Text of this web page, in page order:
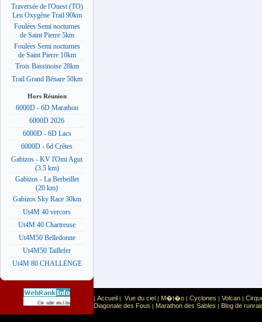
Traversée de l'Ouest (TO)
Leu Oxygène Trail 90km
Foulées Semi nocturnes
de Saint Pierre 5km
Foulées Semi nocturnes
de Saint Pierre 10km
Trois Bassinoise 28km
Trail Grand Bénare 50km
Hors Réunion
6000D - 6D Marathon
6000D 2026
6000D - 6D Lacs
6000D - 6d Crêtes
Gabizos - KV l'Omi Agut
(3.5 km)
Gabizos - La Berbeillet
(20 km)
Gabizos Sky Race 30km
Ut4M 40 vercors
Ut4M 40 Chartreuse
Ut4M50 Belledonne
Ut4M50 Taillefer
Ut4M 80 CHALLENGE
Ce site est list� dans la cat�gorie Sport: Sports extr�mes
| Accueil | Vue du ciel | M�t�o | Cyclones | Volcan |
Diagonale des Fous | Marathon des Sables | Blog de